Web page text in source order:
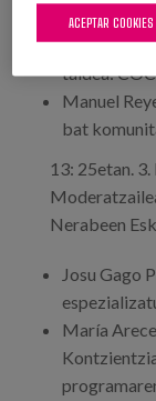
Elena
taldea:
Manuel
bat
13: 25etan.
Nerabeen
Josu Gago
María
ACEPTAR COOKIES